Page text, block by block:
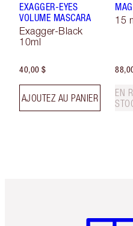
EXAGGER-EYES
VOLUME MASCARA
Exagger-Black
10ml
40,00 $
AJOUTEZ AU PANIER
15
EN